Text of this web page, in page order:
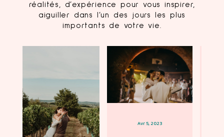
réalités, d’expérience pour vous inspirer,
aiguiller dans l’un des jours les plus
importants de votre vie.
Avr 5, 2023 Mar 30, 2023